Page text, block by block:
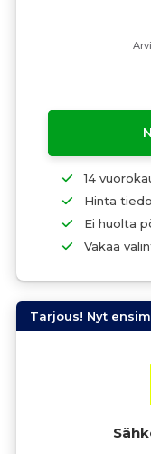
14
Hinta
Ei huolta
Vakaa
Tarjous! Nyt